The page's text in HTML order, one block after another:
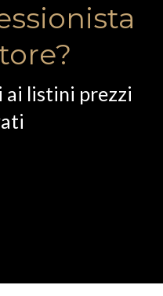
ai listini prezzi